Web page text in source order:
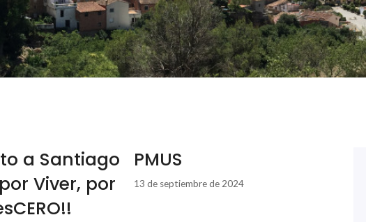
a Santiago
Viver, por
PMUS
13 de septiembre de 2024